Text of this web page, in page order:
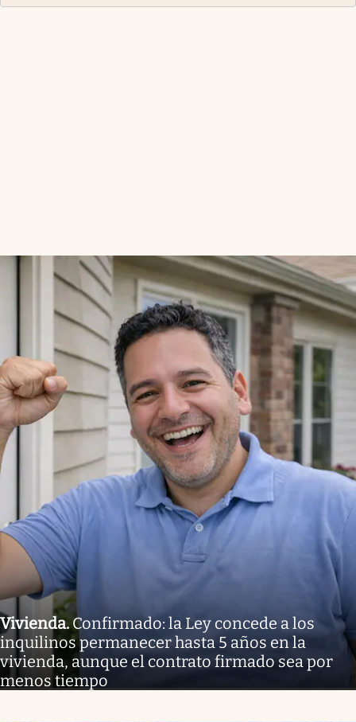
Vivienda.Confirmado: la Ley concede a los
inquilinos permanecer hasta 5 años en la
vivienda, aunque el contrato firmado sea por
menos tiempo